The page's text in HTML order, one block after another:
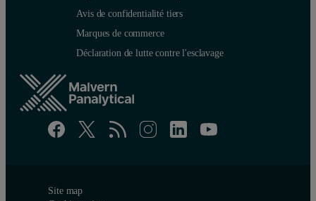
Avis de confidentialité tiers
Marques de commerce
Déclaration de lutte contre l'esclavage
Site map